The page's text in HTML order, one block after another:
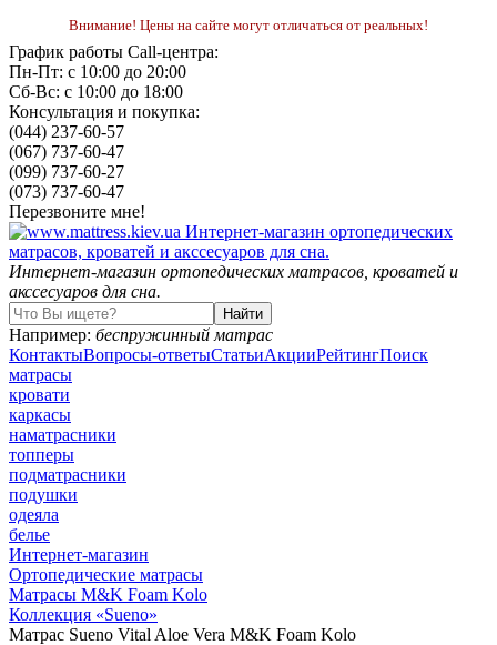
Внимание! Цены на сайте могут отличаться от реальных!
График работы Call-центра:
Пн-Пт: с 10:00 до 20:00
Сб-Вс: с 10:00 до 18:00
Консультация и покупка:
(044) 237-60-57
(067) 737-60-47
(099) 737-60-27
(073) 737-60-47
Перезвоните мне!
Интернет-магазин ортопедических матрасов, кроватей и
акссесуаров для сна.
Например: беспружинный матрас
КонтактыВопросы-ответыСтатьиАкцииРейтингПоиск
матрасы
кровати
каркасы
наматрасники
топперы
подматрасники
подушки
одеяла
белье
Интернет-магазин
Ортопедические матрасы
Матрасы M&K Foam Kolo
Коллекция «Sueno»
Матрас Sueno Vital Aloe Vera M&K Foam Kolo